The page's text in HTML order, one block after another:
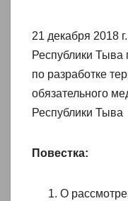
21 декабря 2018
Республики
по разработке
обязательного
Республики Тыва
Повестка:
О